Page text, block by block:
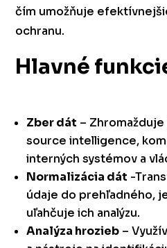
čím umožňuje
ochranu.
Hlavné
Zber dát –
source intelligence,
interných systémov a
Normalizácia dát -
údaje do prehľadného,
uľahčuje ich analýzu.
Analýza hrozieb –